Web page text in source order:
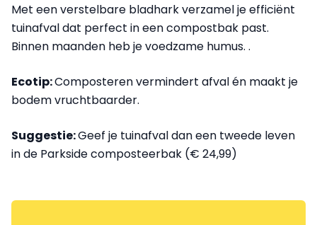
Met een verstelbare bladhark verzamel je efficiënt
tuinafval dat perfect in een compostbak past.
Binnen maanden heb je voedzame humus. .
Ecotip:Composteren vermindert afval én maakt je
bodem vruchtbaarder.
Suggestie:Geef je tuinafval dan een tweede leven
in de Parkside composteerbak (€ 24,99)